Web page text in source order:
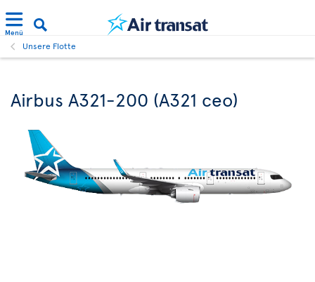
Menü
Unsere Flotte
Airbus A321-200 (A321 ceo)